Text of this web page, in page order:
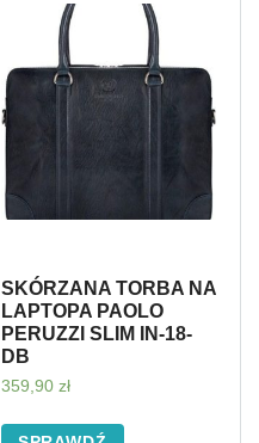
SKÓRZANA TORBA NA
LAPTOPA PAOLO
PERUZZI SLIM IN-18-
DB
359,90 zł